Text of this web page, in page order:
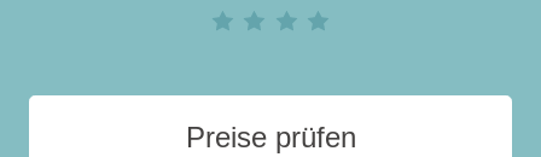
Hotels und Resorts
Campingplätze
Preise prüfen